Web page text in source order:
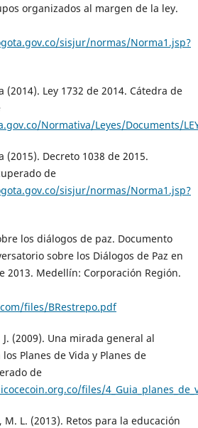
organizados al margen de la ley.
sisjur/normas/Norma1.jsp?
(2014). Ley 1732 de 2014. Cátedra de
Normativa/Leyes/Documents/
(2015). Decreto 1038 de 2015.
de
sisjur/normas/Norma1.jsp?
los diálogos de paz. Documento
sobre los Diálogos de Paz en
2013. Medellín: Corporación Región.
files/BRestrepo.pdf
J. (2009). Una mirada general al
Planes de Vida y Planes de
de
files/
L. (2013). Retos para la educación